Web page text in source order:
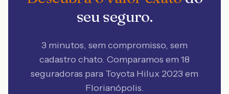
seu seguro.
3 minutos, sem compromisso, sem
cadastro chato. Comparamos em 18
seguradoras para Toyota Hilux 2023 em
Florianópolis.